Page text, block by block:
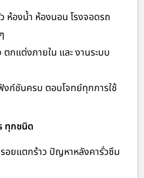
ห้องน้ำ ห้องนอน โรงจอดรถ
ตกแต่งภายใน และ งานระบบ
ก์ชันครบ ตอบโจทย์ทุกการใช้
ทุกชนิด
อยแตกร้าว ปัญหาหลังคารั่วซึม